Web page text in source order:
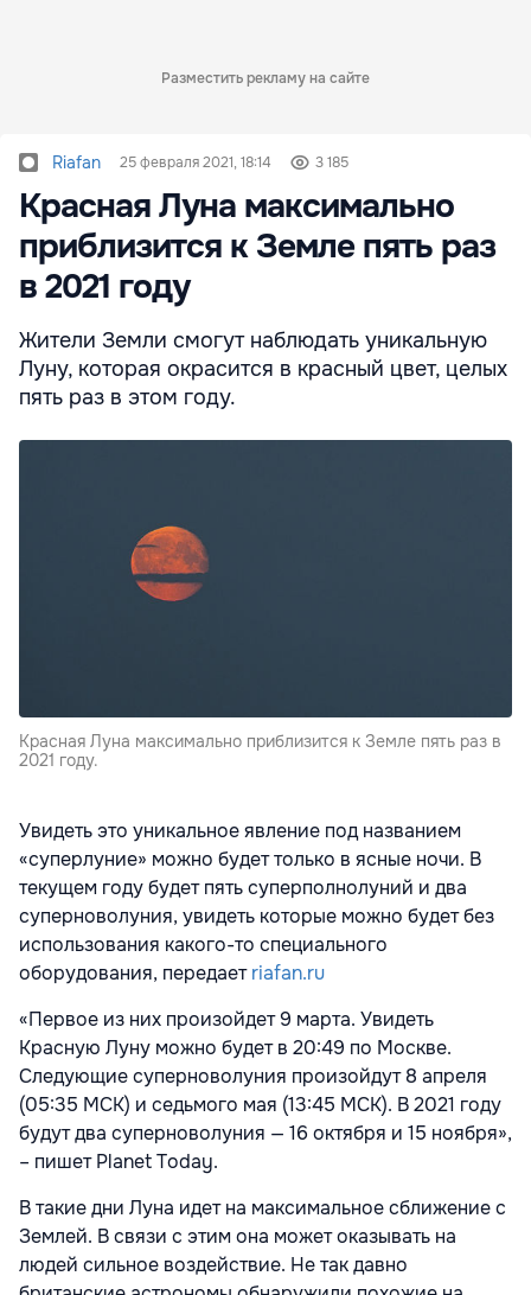
Разместить рекламу на сайте
Riafan 25 февраля 2021, 18:14 3 185
Красная Луна максимально
приблизится к Земле пять раз
в 2021 году
Жители Земли смогут наблюдать уникальную
Луну, которая окрасится в красный цвет, целых
пять раз в этом году.
Красная Луна максимально приблизится к Земле пять раз в
2021 году.
Увидеть это уникальное явление под названием
«суперлуние» можно будет только в ясные ночи. В
текущем году будет пять суперполнолуний и два
суперноволуния, увидеть которые можно будет без
использования какого-то специального
оборудования, передаетriafan.ru
«Первое из них произойдет 9 марта. Увидеть
Красную Луну можно будет в 20:49 по Москве.
Следующие суперноволуния произойдут 8 апреля
(05:35 МСК) и седьмого мая (13:45 МСК). В 2021 году
будут два суперноволуния — 16 октября и 15 ноября»,
– пишет Planet Today.
В такие дни Луна идет на максимальное сближение с
Землей. В связи с этим она может оказывать на
людей сильное воздействие. Не так давно